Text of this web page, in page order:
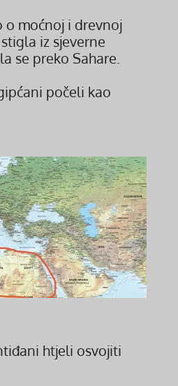
o moćnoj i drevnoj
iz sjeverne
se preko Sahare.
počeli kao
htjeli osvojiti